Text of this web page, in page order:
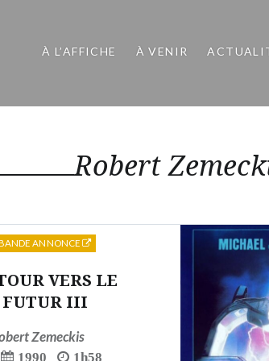
À L’AFFICHE À VENIR
Robert
VERS LE
FUTUR III
Zemeckis
1990
1h58
ANNONCE